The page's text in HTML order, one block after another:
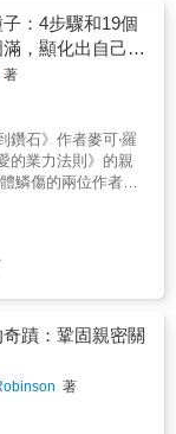
有毒關係中倖存。
事。你可能也遇上
耗得身心俱疲。本
過真實案例剖析五
操控手法，邀請你
陪伴你找回愛與被
成了控制、關係成
疑自己──不是你不
──想要忠誠友愛的
的人最後 用冥想加
的面前書中完整呈
想練習，讓你──◎
際改善目前的伴侶
建立常保火花又穩
共同的目標與興
你是想打造理想伴
關係，都可以運用
不是奇蹟、無關命
子：4步驟和19個
，顯化出自己的
著
鑽石》作者麥可‧羅
的業力法則》的親
鱗傷的兩位作者，
用自身經歷證實──
造。本書前半部，
的交替視角，真誠
種──想要忠誠友愛的
的人最後 用冥想加
的面前書中完整呈
想練習，讓你──◎
際改善目前的伴侶
奇蹟：鞏固親密關
著